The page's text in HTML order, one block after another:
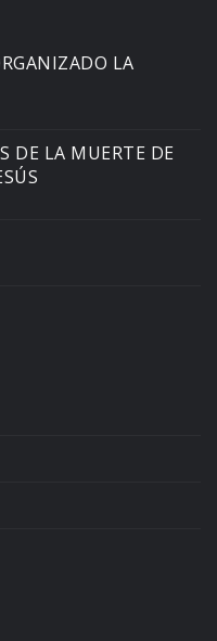
LA
DE LA MUERTE DE